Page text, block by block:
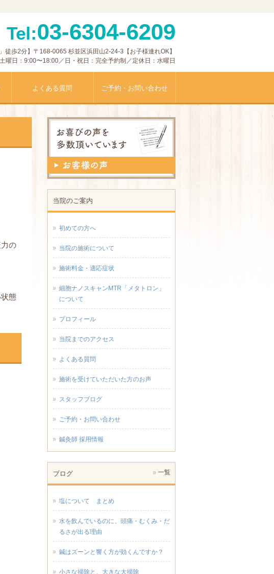
Tel:03-6304-6209
徒歩2分】〒168-0065 杉並区浜田山2-24-3【お子様連れOK】
曜日：9:00〜18:00／日・祝日：完全予約制／定休日：水曜日
よくある質問 ご予約・お問い合わせ
の
態
当院のご案内
初めての方へ
当院の施術について
施術料金・適応症状
細胞ナノスキャンMTR「メタトロン」
について
プロフィール
当院までのアクセス
よくある質問
施術を受けていただいた方のお声
スタッフブログ
ご予約・お問い合わせ
鍼灸師 採用情報
ブログ 一覧
塩について まとめ
水を飲んでいるのに、頭痛・むくみ・だ
るさが出る理由
鍼はズーンと響く方が効くんですか？
小さな掃除と、大きな大掃除